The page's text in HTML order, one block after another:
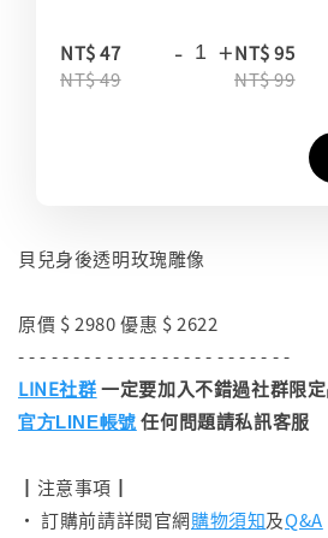
NT$ 47
NT$ 49
- +NT$ 95
NT$ 99
貝兒身後透明玫瑰雕像
原價 $ 2980 優惠 $ 2622
- - - - - - - - - - - - - - - - - - - - - - - - -
LINE社群一定要加入不錯過社群限定
官方LINE帳號 任何問題請私訊客服
┃注意事項┃
• 訂購前請詳閱官網購物須知及Q&A